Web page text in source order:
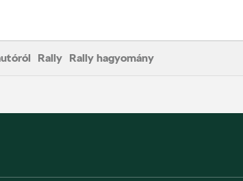
Rally Rally hagyomány